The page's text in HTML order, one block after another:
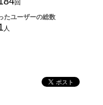
回
たユーザーの総数
人